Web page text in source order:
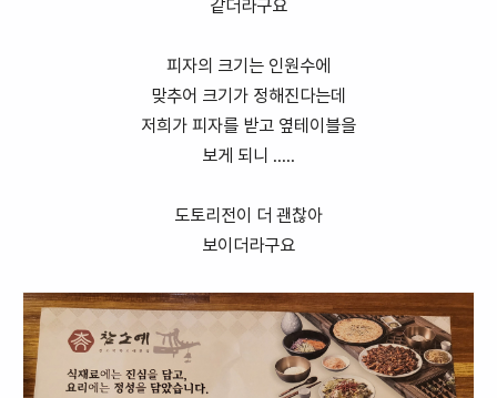
같더라구요
피자의 크기는 인원수에
맞추어 크기가 정해진다는데
저희가 피자를 받고 옆테이블을
보게 되니 .....
도토리전이 더 괜찮아
보이더라구요